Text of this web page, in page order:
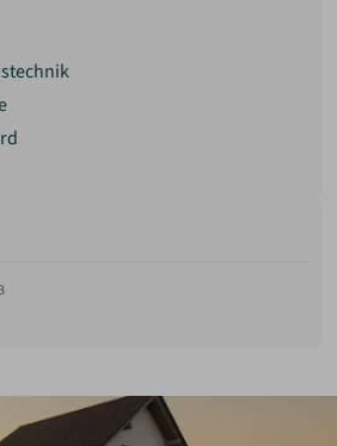
Konstruktiv
Dachformen, wird häufig
designorientierten Bauprojekten